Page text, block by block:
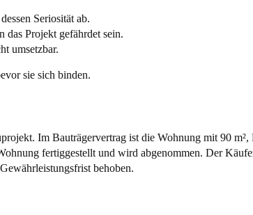
Seriosität ab.
das Projekt gefährdet sein.
umsetzbar.
sie sich binden.
Im Bauträgervertrag ist die Wohnung mit 90
fertiggestellt und wird abgenommen. Der
behoben.